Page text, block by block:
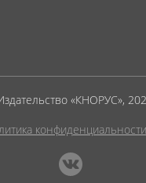
«КНОРУС»,
конфиденциальности